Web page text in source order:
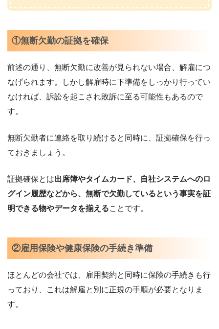
①無断欠勤の証拠を確保
前述の通り、無断欠勤に改善が見られない場合、解雇につ
なげられます。しかし解雇時に下準備をしっかり行ってい
なければ、訴訟を起こされ敗訴に至る可能性もあるので
す。
無断欠勤者に連絡を取り続けると同時に、証拠確保を行っ
ておきましょう。
証拠確保とは出席簿やタイムカード、自社システムへのロ
グイン履歴などから、無断で欠勤しているという事実を証
明できる物やデータを揃えることです。
②雇用保険や健康保険の手続き準備
ほとんどの会社では、雇用契約と同時に保険の手続きも行
っており、これは解雇と別に正規の手順が必要となりま
す。